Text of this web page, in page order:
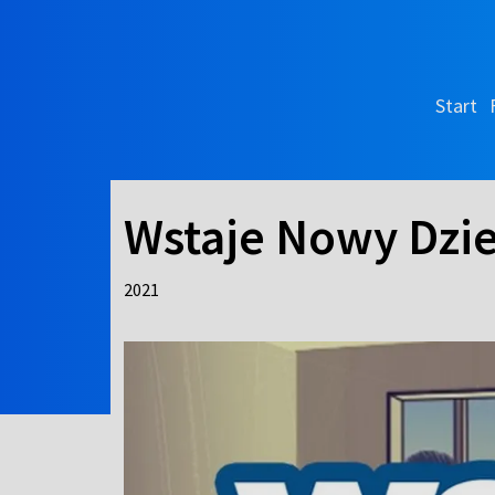
Start
Wstaje Nowy
2021